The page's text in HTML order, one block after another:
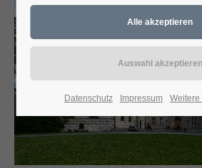
Datenschutz Impressum Weitere